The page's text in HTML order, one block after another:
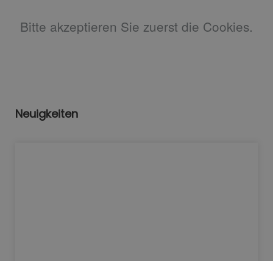
Bitte akzeptieren Sie zuerst die Cookies.
Neuigkeiten